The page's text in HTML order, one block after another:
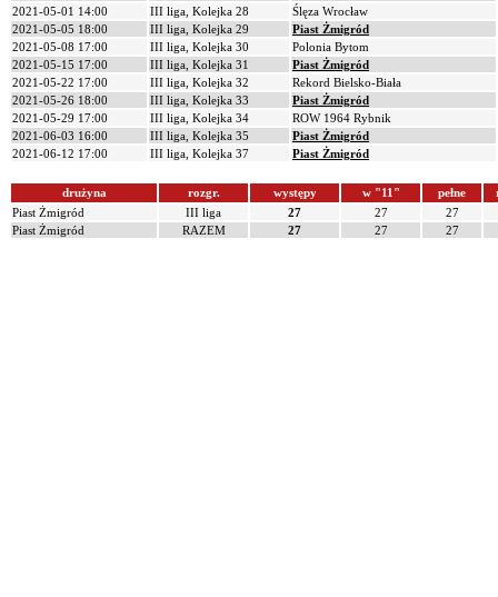
2021-05-01 14:00
III liga, Kolejka 28
Ślęza Wrocław
2021-05-05 18:00
III liga, Kolejka 29
Piast Żmigród
2021-05-08 17:00
III liga, Kolejka 30
Polonia Bytom
2021-05-15 17:00
III liga, Kolejka 31
Piast Żmigród
2021-05-22 17:00
III liga, Kolejka 32
Rekord Bielsko-Biała
2021-05-26 18:00
III liga, Kolejka 33
Piast Żmigród
2021-05-29 17:00
III liga, Kolejka 34
ROW 1964 Rybnik
2021-06-03 16:00
III liga, Kolejka 35
Piast Żmigród
2021-06-12 17:00
III liga, Kolejka 37 Piast Żmigród
drużyna rozgr. występy w "11" pełne
Piast Żmigród
III liga 27 27
27
Piast Żmigród
RAZEM 27 27 27